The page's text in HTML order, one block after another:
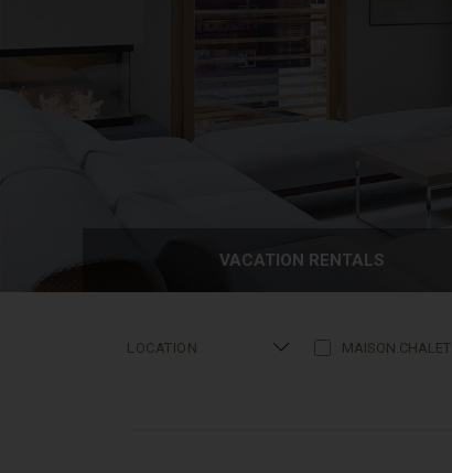
VACATION RENTALS
LOCATION MAISON.CHALET